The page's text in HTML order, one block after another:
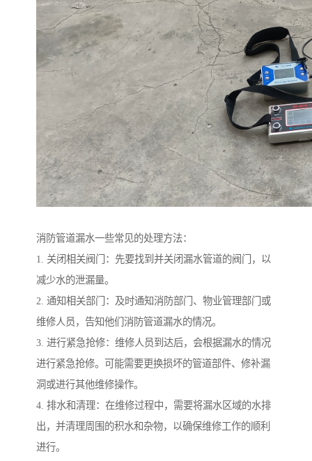
消防管道漏水一些常见的处理方法：
1. 关闭相关阀门：先要找到并关闭漏水管道的阀门，以
减少水的泄漏量。
2. 通知相关部门：及时通知消防部门、物业管理部门或
维修人员，告知他们消防管道漏水的情况。
3. 进行紧急抢修：维修人员到达后，会根据漏水的情况
进行紧急抢修。可能需要更换损坏的管道部件、修补漏
洞或进行其他维修操作。
4. 排水和清理：在维修过程中，需要将漏水区域的水排
出，并清理周围的积水和杂物，以确保维修工作的顺利
进行。